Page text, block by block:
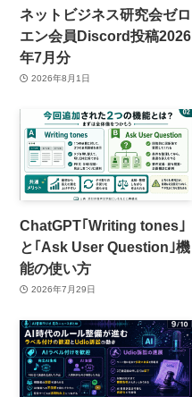
ネットビジネス研究会ゼロ
エン会員Discord投稿2026
年7月分
2026年8月1日
ChatGPT｢Writing tones｣
と｢Ask User Question｣機
能の使い方
2026年7月29日